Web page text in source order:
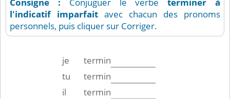
Consigne : Conjuguer le verbeterminer
à
l'indicatif imparfait avec chacun des pronoms
personnels, puis cliquer sur Corriger.
je
termin
tu
termin
il
termin